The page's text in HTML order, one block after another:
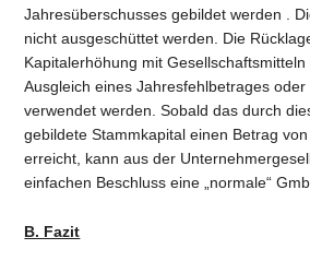
Jahresüberschusses gebildet werden .
nicht ausgeschüttet werden. Die
Kapitalerhöhung mit
Ausgleich eines Jahresfehlbetrages
verwendet werden. Sobald das durch
gebildete Stammkapital einen Betrag
erreicht, kann aus der
einfachen Beschluss eine „normale“
B. Fazit